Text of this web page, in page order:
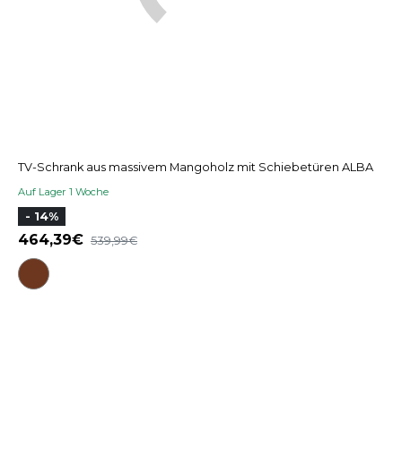
TV-Schrank aus massivem Mangoholz mit Schiebetüren ALBA
Auf Lager 1 Woche
- 14%
464,39 539,99